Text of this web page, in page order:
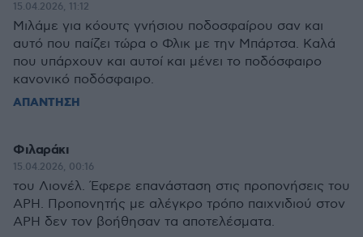
15.04.2026, 11:12
Μιλάμε για κόουτς γνήσιου ποδοσφαίρου σαν και
αυτό που παίζει τώρα ο Φλικ με την Μπάρτσα. Καλά
που υπάρχουν και αυτοί και μένει το ποδόσφαιρο
κανονικό ποδόσφαιρο.
ΑΠΑΝΤΗΣΗ
Φιλαράκι
15.04.2026, 00:16
του Λιονέλ. Έφερε επανάσταση στις προπονήσεις του
ΑΡΗ. Προπονητής με αλέγκρο τρόπο παιχνιδιού στον
ΑΡΗ δεν τον βοήθησαν τα αποτελέσματα.